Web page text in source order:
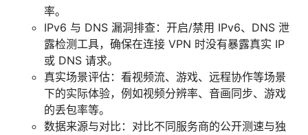
率。
IPv6 与 DNS 漏洞排查：开启/禁用 IPv6、DNS 泄
露检测工具，确保在连接 VPN 时没有暴露真实 IP
或 DNS 请求。
真实场景评估：看视频流、游戏、远程协作等场景
下的实际体验，例如视频分辨率、音画同步、游戏
的丢包率等。
数据来源与对比：对比不同服务商的公开测速与独